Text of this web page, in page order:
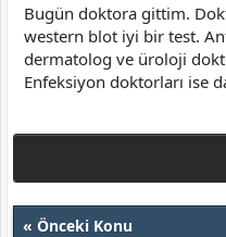
Bugün doktora gittim.
western blot iyi bir test.
dermatolog ve üroloji
Enfeksiyon doktorları ise
« Önceki Konu